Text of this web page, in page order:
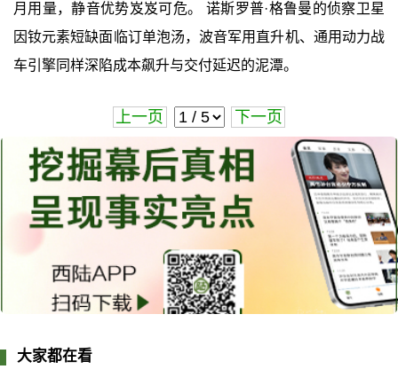
月用量，静音优势岌岌可危。 诺斯罗普·格鲁曼的侦察卫星
因钕元素短缺面临订单泡汤，波音军用直升机、通用动力战
车引擎同样深陷成本飙升与交付延迟的泥潭。
上一页 下一页
大家都在看